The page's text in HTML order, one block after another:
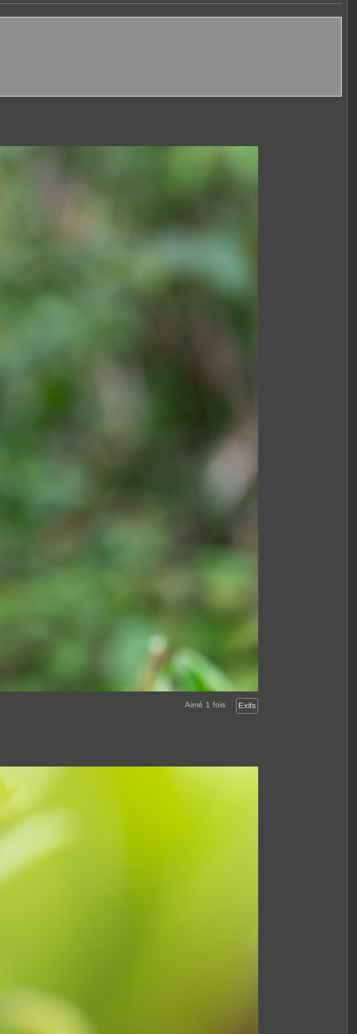
Aimé 1 fois Exifs